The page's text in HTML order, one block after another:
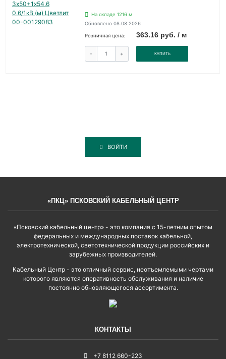
На складе 1216 м
Обновлено 08.08.2026
Розничная цена: 363.16 руб. / м
- + КУПИТЬ
ВОЙТИ
«ПКЦ» ПСКОВСКИЙ КАБЕЛЬНЫЙ ЦЕНТР
«Псковский кабельный центр» - это компания с 15-летним опытом
федеральных и международных поставок кабельной,
электротехнической, светотехнической продукции российских и
зарубежных производителей.
Кабельный Центр - это отличный сервис, неотъемлемыми чертами
которого являются оперативность обслуживания и наличие
постоянно обновляющегося ассортимента.
КОНТАКТЫ
+7 8112 660-223